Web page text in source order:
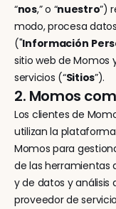
“nos,” o “nuestro”)
modo, procesa
("Información
sitio web de Momos
servicios (“Sitios”).
2. Momos
Los clientes de
utilizan la
Momos para
de las herramientas
y de datos y análisis
proveedor de